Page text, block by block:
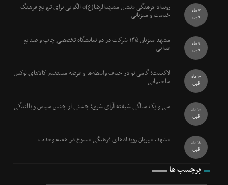
رویداد فرهنگی «نشان مشهدالرضا(ع)» الگویی برای ترویج فرهنگ
خدمت و میزبانی 7 ماه
قبل
مشهد میزبان ۱۳۵ شرکت در دو نمایشگاه تخصصی چاپ و صنایع
غذایی 9 ماه
قبل
لاکمیت؛ گامی نو در حذف واسطه‌ها و عرضه مستقیم کالاهای لوکس
ساختمانی 10 ماه
قبل
سی و یک سالگی شیفته آرای شرق؛ جشنی از جنس سپاس و بالندگی 10 ماه
قبل
مشهد، میزبان رویدادهای فرهنگی متنوع در هفته وحدت 11 ماه
قبل
برچسب ها